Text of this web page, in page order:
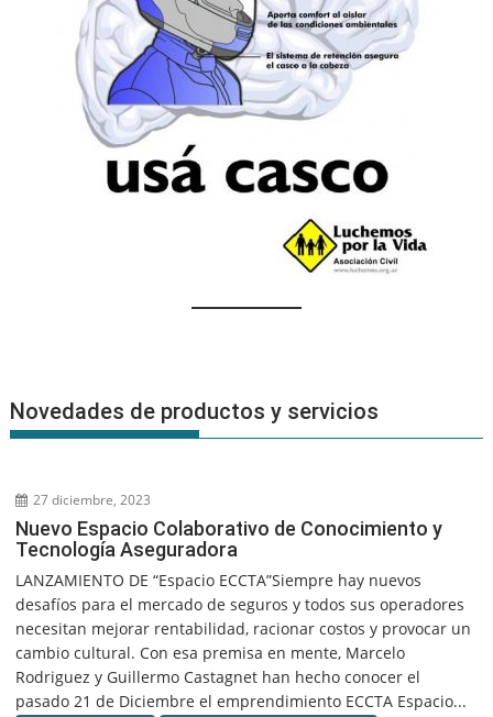
Novedades de productos y servicios
27 diciembre, 2023
Nuevo Espacio Colaborativo de Conocimiento y
Tecnología Aseguradora
LANZAMIENTO DE “Espacio ECCTA”Siempre hay nuevos
desafíos para el mercado de seguros y todos sus operadores
necesitan mejorar rentabilidad, racionar costos y provocar un
cambio cultural. Con esa premisa en mente, Marcelo
Rodriguez y Guillermo Castagnet han hecho conocer el
pasado 21 de Diciembre el emprendimiento ECCTA Espacio...